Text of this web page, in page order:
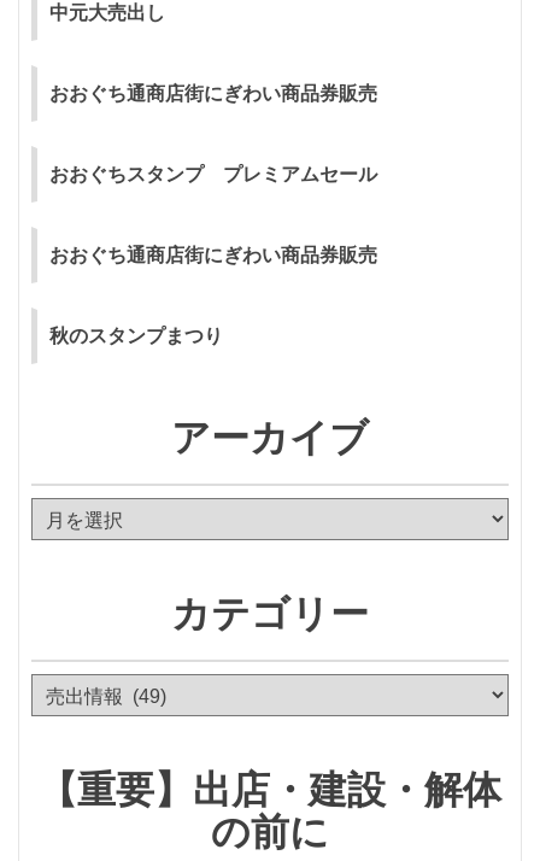
ー
シ
ョ
ン
中元大売出し
おおぐち通商店街にぎわい商品券販売
おおぐちスタンプ プレミアムセール
おおぐち通商店街にぎわい商品券販売
秋のスタンプまつり
アーカイブ
ー
カテゴリー
カ
テ
【重要】出店・建設・解体
の前に